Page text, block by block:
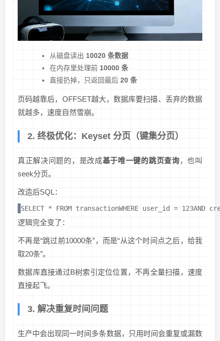
从磁盘读出 10020 条数据
在内存里处理前 10000 条
直接扔掉，只返回最后 20 条
页码越靠后，OFFSET越大，数据库要扫描、丢弃的数据
就越多，速度自然雪崩。
2. 终极优化：Keyset 分页（键集分页）
真正解决问题的，是改成基于唯一键的跳页查询，也叫
seek分页。
改造后SQL：
SELECT * FROM transactionWHERE user_id = 123AND
逻辑完全变了：
不再是“跳过前10000条”，而是“从这个时间点之后，给我
取20条”。
数据库直接通过B树索引定位位置，不再全量扫描，速度
直接起飞。
3. 解决重复时间问题
生产中会出现同一时间多条数据，只用时间会重复或漏数